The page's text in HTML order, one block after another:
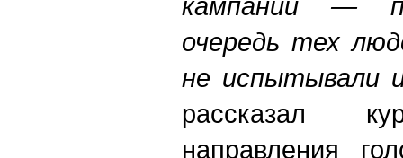
очередь тех
не испытывали
рассказал
направления